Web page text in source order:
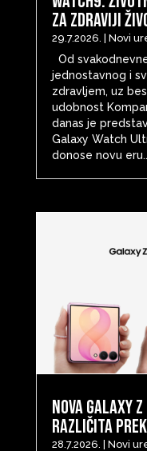
za zdraviji
29.7.2026. Novi
Od
jednostavnog i
zdravljem, uz
udobnost
danas je
Galaxy Watch
donose novu
Nova Galaxy
različita
28.7.2026. Novi